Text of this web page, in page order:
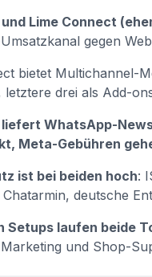
Lime Connect
gegen
bietet Multichannel-
letztere drei als Add-
WhatsApp-
Meta-Gebühren
ist bei beiden hoch:
deutsche
Setups laufen beide
und Shop-